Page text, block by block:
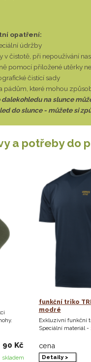
opatření:
údržby
v čistotě, při nepoužívání
pomocí přiložené utěrky
čistící sady
pádům, které mohou
na slunce
do slunce - můžete si
a potřeby do
90 Kč
skladem
funkční triko
modré
Exkluzivní funkční
Speciální materiál -
cena
Detaily >